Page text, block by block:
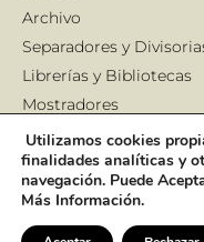
Archivo
Separadores y
Librerías y Bibliotecas
Mostradores
Vestuarios
INFORMACIÓN
Utilizamos cookies
finalidades analíticas y
navegación. Puede
Más Información.